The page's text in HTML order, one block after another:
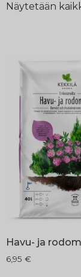
Näytetään
Havu- ja
6,95 €